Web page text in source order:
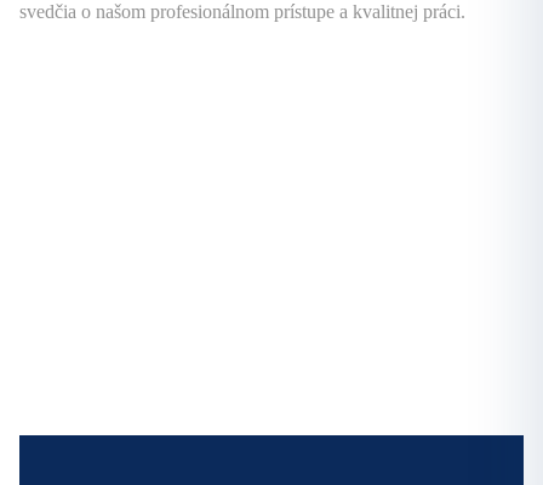
svedčia o našom profesionálnom prístupe a kvalitnej práci.